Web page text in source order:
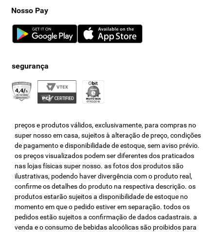
Nosso Pay
preços e produtos válidos, exclusivamente, para compras no
super nosso em casa, sujeitos à alteração de preço, condições
de pagamento e disponibilidade de estoque, sem aviso prévio.
os preços visualizados podem ser diferentes dos praticados
nas lojas físicas super nosso. as fotos dos produtos são
ilustrativas, podendo haver divergência com o produto real,
confirme os detalhes do produto na respectiva descrição. os
produtos estarão sujeitos a disponibilidade de estoque no
momento em que o pedido estiver em separação. todos os
pedidos estão sujeitos a confirmação de dados cadastrais. a
venda e o consumo de bebidas alcoólicas são proibidos para